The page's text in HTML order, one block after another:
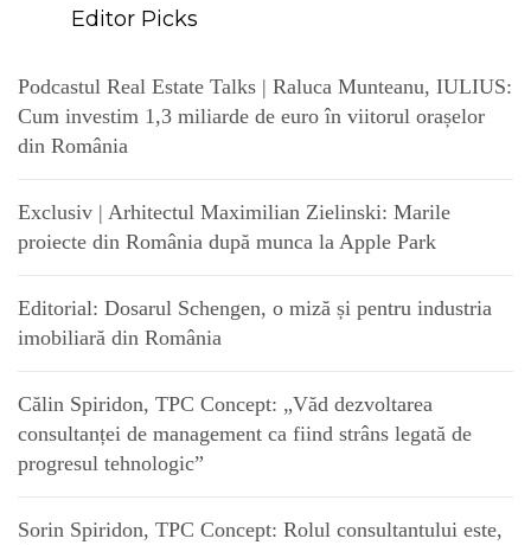
Editor Picks
Podcastul Real Estate Talks | Raluca Munteanu, IULIUS:
Cum investim 1,3 miliarde de euro în viitorul orașelor
din România
Exclusiv | Arhitectul Maximilian Zielinski: Marile
proiecte din România după munca la Apple Park
Editorial: Dosarul Schengen, o miză și pentru industria
imobiliară din România
Călin Spiridon, TPC Concept: „Văd dezvoltarea
consultanței de management ca fiind strâns legată de
progresul tehnologic”
Sorin Spiridon, TPC Concept: Rolul consultantului este,